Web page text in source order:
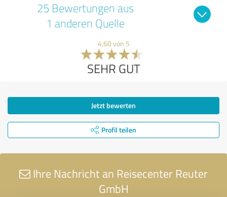
25 Bewertungen aus
1 anderen Quelle
4,60 von 5
SEHR GUT
Jetzt bewerten
Profil teilen
Ihre Nachricht an Reisecenter Reuter
GmbH